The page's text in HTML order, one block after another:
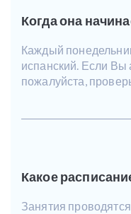
Когда она
Каждый
испанский. Если
пожалуйста,
Какое
Занятия